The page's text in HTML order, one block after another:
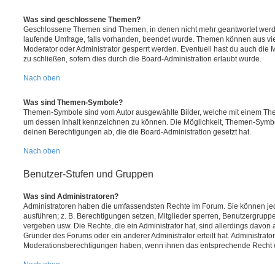
Was sind geschlossene Themen?
Geschlossene Themen sind Themen, in denen nicht mehr geantwortet
laufende Umfrage, falls vorhanden, beendet wurde. Themen können aus
Moderator oder Administrator gesperrt werden. Eventuell hast du auch die
zu schließen, sofern dies durch die Board-Administration erlaubt wurde.
Nach oben
Was sind Themen-Symbole?
Themen-Symbole sind vom Autor ausgewählte Bilder, welche mit einem
um dessen Inhalt kennzeichnen zu können. Die Möglichkeit, Themen-
deinen Berechtigungen ab, die die Board-Administration gesetzt hat.
Nach oben
Benutzer-Stufen und Gruppen
Was sind Administratoren?
Administratoren haben die umfassendsten Rechte im Forum. Sie können
ausführen; z. B. Berechtigungen setzen, Mitglieder sperren,
vergeben usw. Die Rechte, die ein Administrator hat, sind allerdings
Gründer des Forums oder ein anderer Administrator erteilt hat.
Moderationsberechtigungen haben, wenn ihnen das entsprechende Recht